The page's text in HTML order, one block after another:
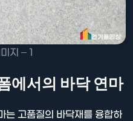
지 – 1
에서의 바닥 연마
는 고품질의 바닥재를 융합하